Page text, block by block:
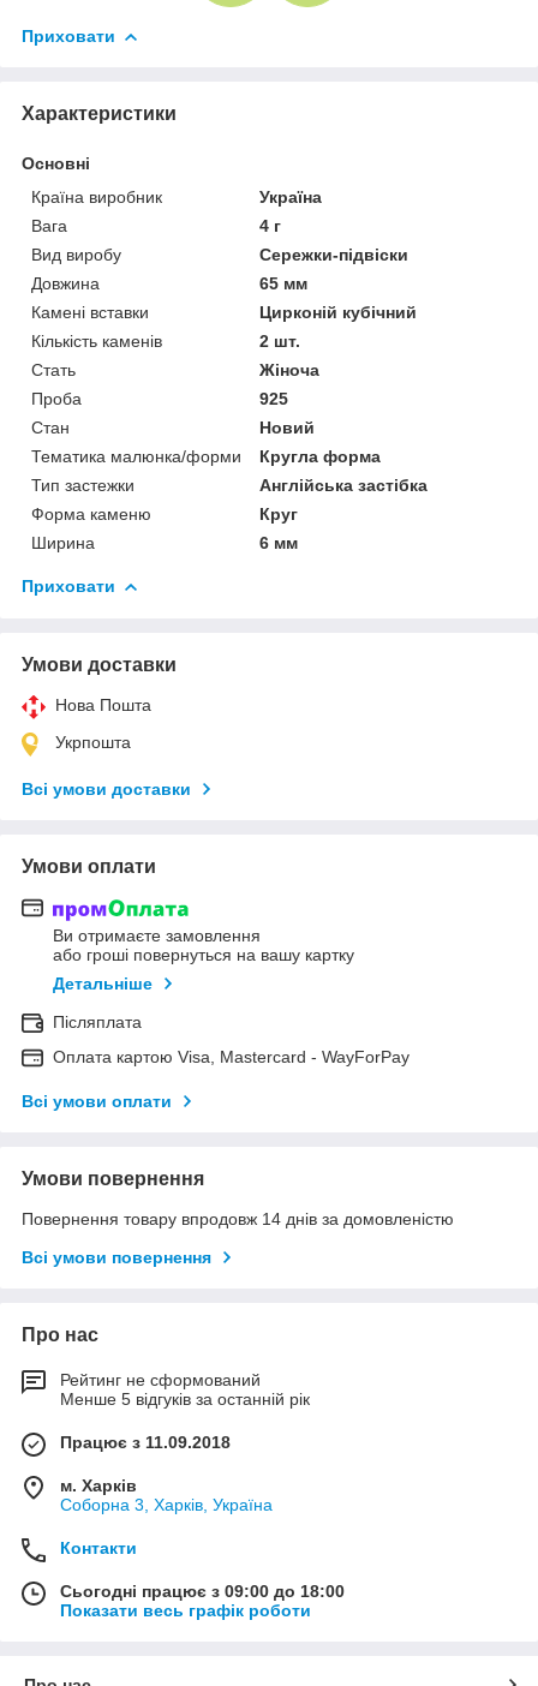
Приховати
Характеристики
Основні
Країна виробник
Україна
Вага
4 г
Вид виробу
Сережки-підвіски
Довжина
65 мм
Камені вставки
Цирконій кубічний
Кількість каменів
2 шт.
Стать
Жіноча
Проба
925
Стан
Новий
Тематика малюнка/форми
Кругла форма
Тип застежки
Англійська застібка
Форма каменю
Круг
Ширина
6 мм
Приховати
Умови доставки
Нова Пошта
Укрпошта
Всі умови доставки
Умови оплати
Ви отримаєте замовлення
або гроші повернуться на вашу картку
Детальніше
Післяплата
Оплата картою Visa, Mastercard - WayForPay
Всі умови оплати
Умови повернення
Повернення товару впродовж 14 днів за домовленістю
Всі умови повернення
Про нас
Рейтинг не сформований
Менше 5 відгуків за останній рік
Працює з 11.09.2018
м. Харків
Соборна 3, Харків, Україна
Контакти
Сьогодні працює з 09:00 до 18:00
Показати весь графік роботи